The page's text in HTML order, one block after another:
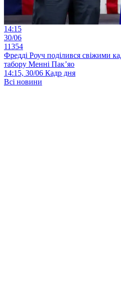
14:15
30/06
11354
Фредді Роуч поділився свіжими
табору Менні Пак’яо
14:15, 30/06 Кадр дня
Всі новини